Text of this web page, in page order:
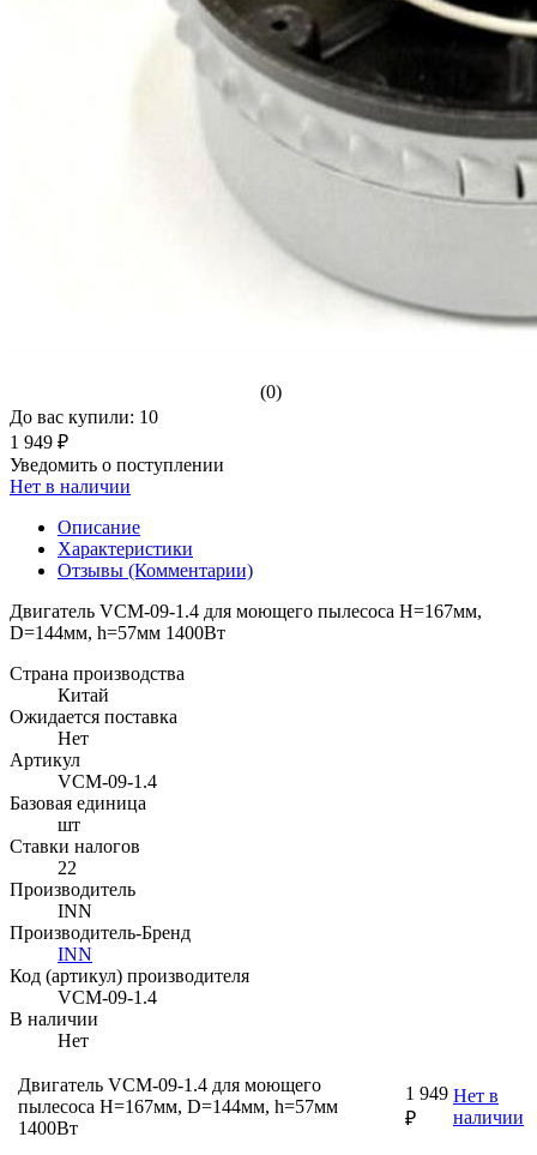
(0)
До вас купили: 10
1 949 ₽
Уведомить о поступлении
Нет в наличии
Описание
Характеристики
Отзывы (Комментарии)
Двигатель VCM-09-1.4 для моющего пылесоса H=167мм,
D=144мм, h=57мм 1400Вт
Страна производства
Китай
Ожидается поставка
Нет
Артикул
VCM-09-1.4
Базовая единица
шт
Ставки налогов
22
Производитель
INN
Производитель-Бренд
INN
Код (артикул) производителя
VCM-09-1.4
В наличии
Нет
Двигатель VCM-09-1.4 для моющего
пылесоса H=167мм, D=144мм, h=57мм
1400Вт
1 949
₽
Нет в
наличии